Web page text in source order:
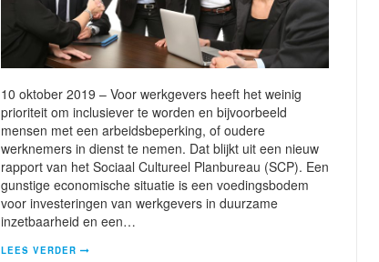
10 oktober 2019 – Voor werkgevers heeft het weinig
prioriteit om inclusiever te worden en bijvoorbeeld
mensen met een arbeidsbeperking, of oudere
werknemers in dienst te nemen. Dat blijkt uit een nieuw
rapport van het Sociaal Cultureel Planbureau (SCP). Een
gunstige economische situatie is een voedingsbodem
voor investeringen van werkgevers in duurzame
inzetbaarheid en een…
LEES VERDER